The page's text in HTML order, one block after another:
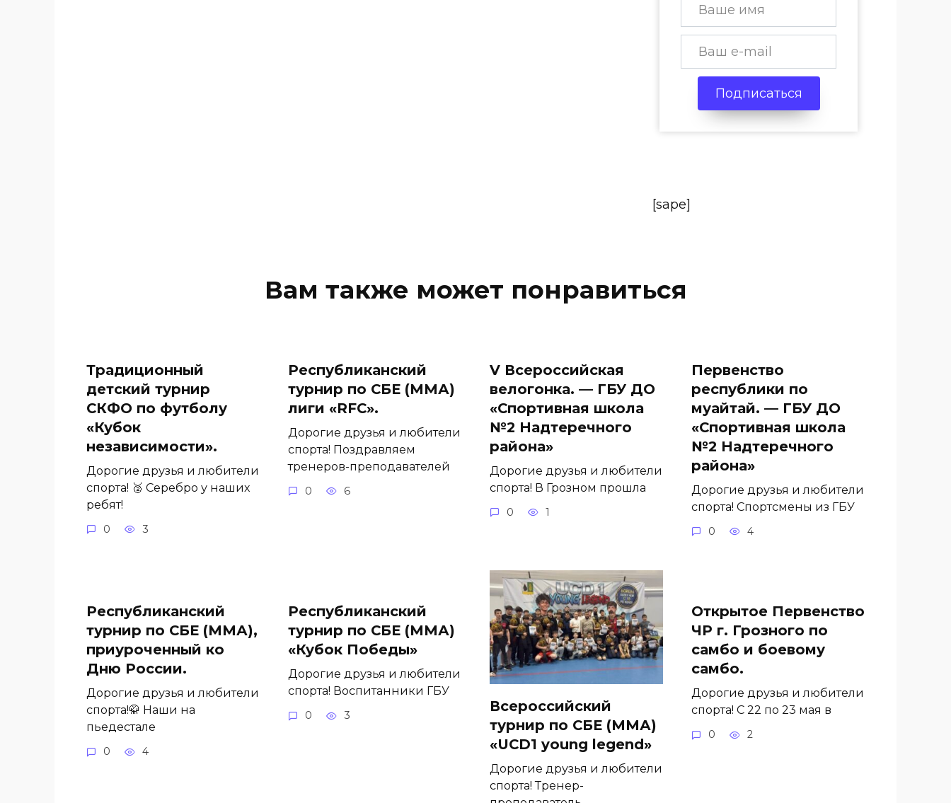
Подписаться
[sape]
Вам также может понравиться
Традиционный
детский турнир
СКФО по футболу
«Кубок
независимости».
Дорогие друзья и любители
спорта! 🥈 Серебро у наших
ребят!
0 3
Республиканский
турнир по СБЕ (ММА)
лиги «RFC».
Дорогие друзья и любители
спорта! Поздравляем
тренеров-преподавателей
0 6
V Всероссийская
велогонка. — ГБУ ДО
«Спортивная школа
№2 Надтеречного
района»
Дорогие друзья и любители
спорта! В Грозном прошла
0 1
Первенство
республики по
муайтай. — ГБУ ДО
«Спортивная школа
№2 Надтеречного
района»
Дорогие друзья и любители
спорта! Спортсмены из ГБУ
0 4
Республиканский
турнир по СБЕ (ММА),
приуроченный ко
Дню России.
Дорогие друзья и любители
спорта!🥋 Наши на
пьедестале
0 4
Республиканский
турнир по СБЕ (ММА)
«Кубок Победы»
Дорогие друзья и любители
спорта! Воспитанники ГБУ
0 3
Всероссийский
турнир по СБЕ (ММА)
«UCD1 young legend»
Дорогие друзья и любители
спорта! Тренер-
Открытое Первенство
ЧР г. Грозного по
самбо и боевому
самбо.
Дорогие друзья и любители
спорта! С 22 по 23 мая в
0 2